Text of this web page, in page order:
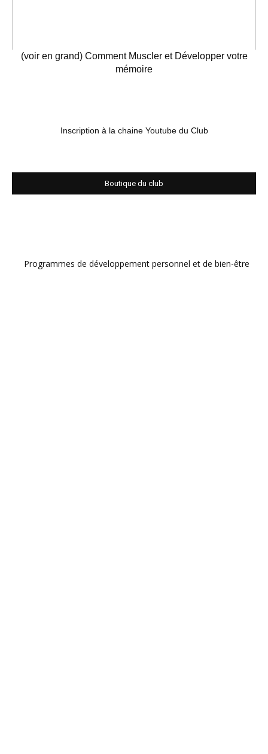
(voir en grand) Comment Muscler et Développer votre
mémoire
Inscription à la chaine Youtube du Club
Boutique du club
Programmes de développement personnel et de bien-être